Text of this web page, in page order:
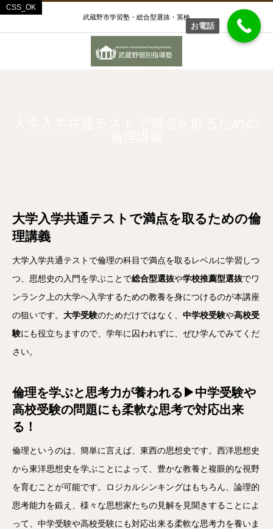
武蔵野市学習塾・総合型選抜・英検
大学入学共通テストで満点を取るための倫
理講義
大学入学共通テストで倫理の科目で満点を取るレベルに学習しつ
つ、思想史の入門を学ぶことで総合型選抜や学校推薦型選抜でワ
ンランク上の大学へ入学するための教養を身につけるのが本講座
の狙いです。 大学受験のためだけではなく、 中学校受験や高校受
験にも役立ちますので、学年に囚われずに、ぜひ学んでみてくだ
さい。
倫理を学ぶと思考力が養われる▶中学受験や
高校受験の問題にも柔軟な思考で対応出来
る！
倫理というのは、簡単に言えば、東西の思想史です。西洋思想史
から東洋思想史を学ぶことによって、豊かな教養と複眼的な視野
を育むことが可能です。ロジカルシンキングはもちろん、論理的
思考能力を鍛え、様々な思想家たちの見解を見聞きすることによ
って、中学受験や高校受験にも対応出来る柔軟な思考力を養いま
お電話